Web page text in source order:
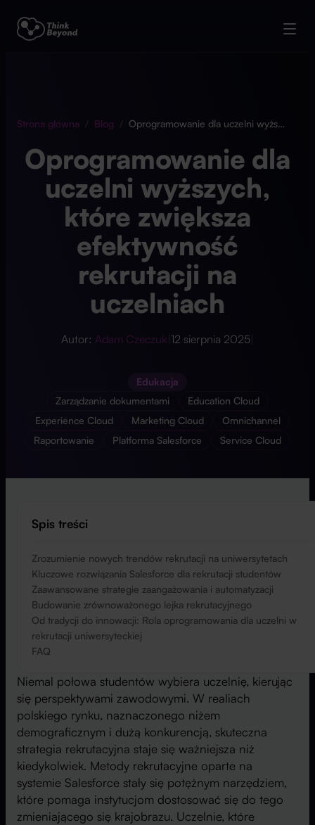
Strona główna Blog Oprogramowanie dla uczelni wyższych, które zwiększa efektywność rekrutacji na uczelniach
Oprogramowanie dla
uczelni wyższych,
które zwiększa
efektywność
rekrutacji na
uczelniach
Autor: Adam Czeczuk 12 sierpnia 2025
Edukacja
Zarządzanie dokumentami
Education Cloud
Experience Cloud
Marketing Cloud
Omnichannel
Raportowanie
Platforma Salesforce Service Cloud
Spis treści
Zrozumienie nowych trendów rekrutacji na uniwersytetach
Kluczowe rozwiązania Salesforce dla rekrutacji studentów
Zaawansowane strategie zaangażowania i automatyzacji
Budowanie zrównoważonego lejka rekrutacyjnego
Od tradycji do innowacji: Rola oprogramowania dla uczelni w
rekrutacji uniwersyteckiej
FAQ
Niemal połowa studentów wybiera uczelnię, kierując
się perspektywami zawodowymi. W realiach
polskiego rynku, naznaczonego niżem
demograficznym i dużą konkurencją, skuteczna
strategia rekrutacyjna staje się ważniejsza niż
kiedykolwiek. Metody rekrutacyjne oparte na
systemie Salesforce stały się potężnym narzędziem,
które pomaga instytucjom dostosować się do tego
zmieniającego się krajobrazu. Uczelnie, które